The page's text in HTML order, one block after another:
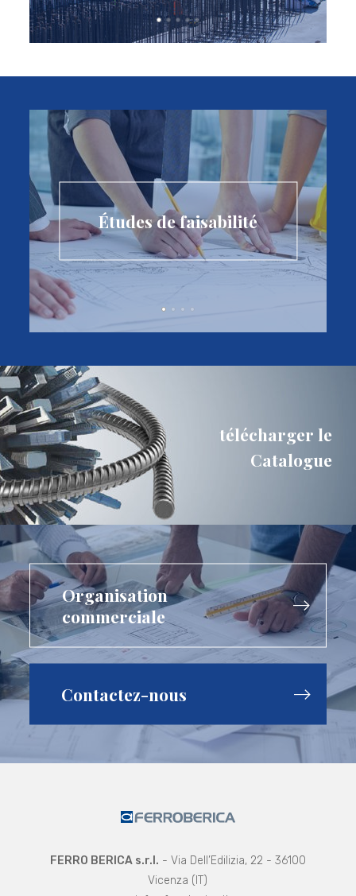
Études de faisabilité
télécharger le
Catalogue
Organisation
commerciale
Contactez-nous
FERRO BERICA s.r.l. - Via Dell’Edilizia, 22 - 36100
Vicenza (IT)